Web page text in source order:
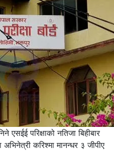
एसईई परिक्षाको नतिजा बिहीबार
करिश्मा मानन्धर ३ जीपीए